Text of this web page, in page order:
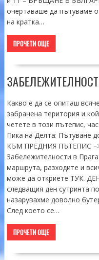
очертаваше да пътуваме
на кратка…
ПРОЧЕТИ ОЩЕ
Какво е да се опиташ
забранена територия и
четете в този пътепис,
Пика на Делта: Пътуване
КЪМ ПРЕДНИЯ ПЪТЕПИС –>
Забележителности в
маршрута, разходите и
може да откриете ТУК.
следващия ден сутринта
назарувахме доволно
След което се…
ПРОЧЕТИ ОЩЕ